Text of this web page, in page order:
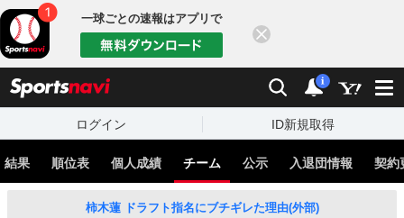
一球ごとの速報はアプリで
検索 通知
i
ログイン ID新規取得
結果 順位表 個人成績 チーム 公示 入退団情報 契約
柿木蓮 ドラフト指名にブチギレた理由(外部)